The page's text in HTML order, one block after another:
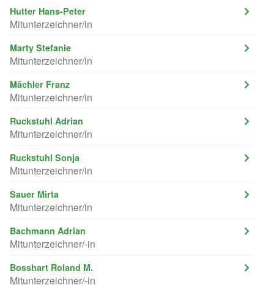
Hutter Hans-Peter
Mitunterzeichner/in
Marty Stefanie
Mitunterzeichner/in
Mächler Franz
Mitunterzeichner/in
Ruckstuhl Adrian
Mitunterzeichner/in
Ruckstuhl Sonja
Mitunterzeichner/in
Sauer Mirta
Mitunterzeichner/in
Bachmann Adrian
Mitunterzeichner/-in
Bosshart Roland M.
Mitunterzeichner/-in